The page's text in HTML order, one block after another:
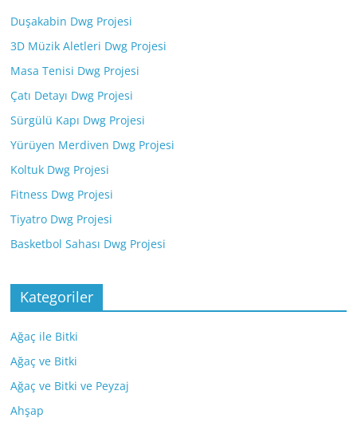
Duşakabin Dwg Projesi
3D Müzik Aletleri Dwg Projesi
Masa Tenisi Dwg Projesi
Çatı Detayı Dwg Projesi
Sürgülü Kapı Dwg Projesi
Yürüyen Merdiven Dwg Projesi
Koltuk Dwg Projesi
Fitness Dwg Projesi
Tiyatro Dwg Projesi
Basketbol Sahası Dwg Projesi
Kategoriler
Ağaç ile Bitki
Ağaç ve Bitki
Ağaç ve Bitki ve Peyzaj
Ahşap